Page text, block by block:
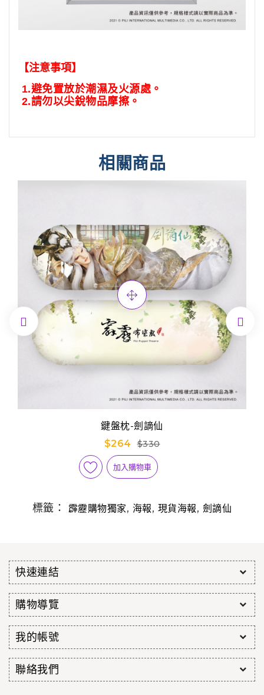
【注意事項】
1.避免置放於潮濕及火源處。
2.請勿以尖銳物品摩擦。
相關商品
鍵盤枕-劍謫仙
$264
$330
加入購物車
 
標籤： 霹靂購物獨家, 海報, 現貨海報, 劍謫仙
快速連結
購物導覽
我的帳號
聯絡我們